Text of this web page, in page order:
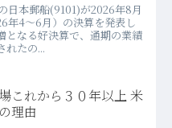
日本郵船(9101)が2026年8月
年4〜6月）の決算を発表し
となる好決算で、通期の業績
れたの...
これから３０年以上 米
理由